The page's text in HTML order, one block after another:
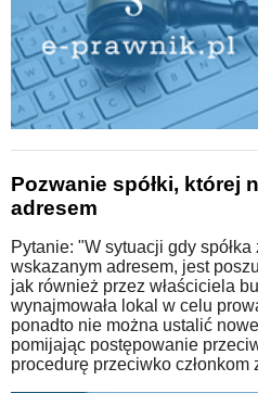
Pozwanie spółki, której
adresem
Pytanie: "W sytuacji gdy spółka
wskazanym adresem, jest
jak również przez właściciela
wynajmowała lokal w celu
ponadto nie można ustalić
pomijając postępowanie
procedurę przeciwko członkom